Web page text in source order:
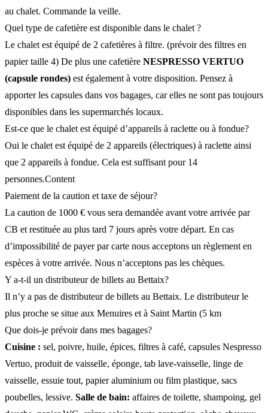
au chalet. Commande la veille.
Quel type de cafetière est disponible dans le chalet ?
Le chalet est équipé de 2 cafetières à filtre. (prévoir des filtres en
papier taille 4) De plus une cafetière NESPRESSO VERTUO
(capsule rondes) est également à votre disposition. Pensez à
apporter les capsules dans vos bagages, car elles ne sont pas toujours
disponibles dans les supermarchés locaux.
Est-ce que le chalet est équipé d’appareils à raclette ou à fondue?
Oui le chalet est équipé de 2 appareils (électriques) à raclette ainsi
que 2 appareils à fondue. Cela est suffisant pour 14
personnes.Content
Paiement de la caution et taxe de séjour?
La caution de 1000 € vous sera demandée avant votre arrivée par
CB et restituée au plus tard 7 jours après votre départ. En cas
d’impossibilité de payer par carte nous acceptons un règlement en
espèces à votre arrivée. Nous n’acceptons pas les chèques.
Y a-t-il un distributeur de billets au Bettaix?
Il n’y a pas de distributeur de billets au Bettaix. Le distributeur le
plus proche se situe aux Menuires et à Saint Martin (5 km
Que dois-je prévoir dans mes bagages?
Cuisine : sel, poivre, huile, épices, filtres à café, capsules Nespresso
Vertuo, produit de vaisselle, éponge, tab lave-vaisselle, linge de
vaisselle, essuie tout, papier aluminium ou film plastique, sacs
poubelles, lessive. Salle de bain: affaires de toilette, shampoing, gel